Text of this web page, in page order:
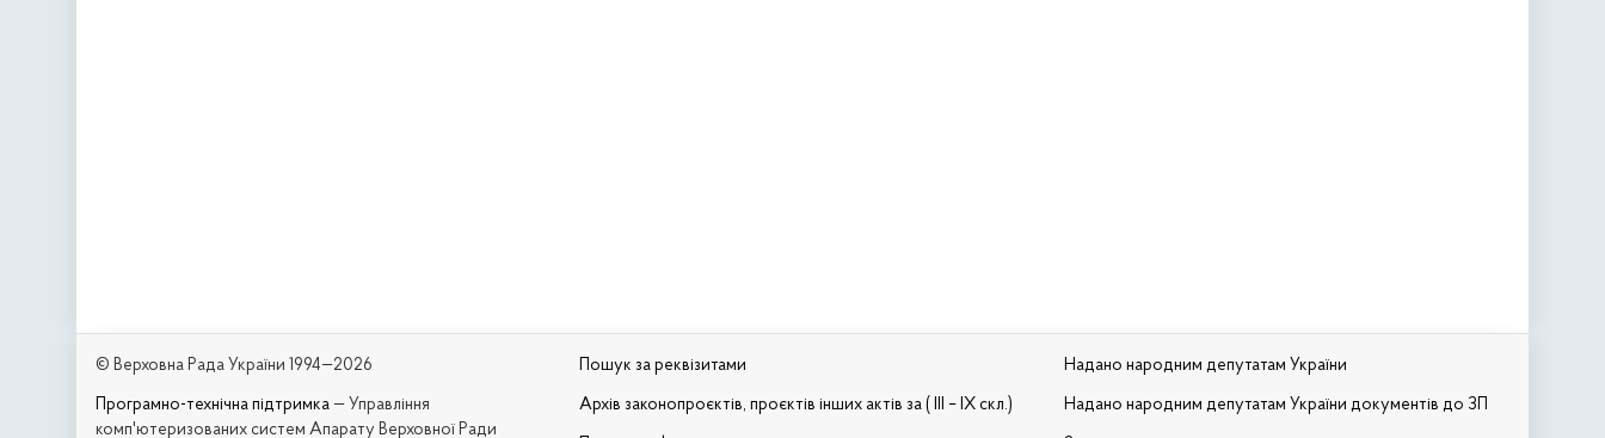
© Верховна Рада України 1994—2026
Програмно-технічна підтримка — Управління
комп'ютеризованих систем Апарату Верховної Ради
Пошук за реквізитами
Архів законопроєктів, проєктів інших актів за ( III – IX скл.)
Надано народним депутатам України
Надано народним депутатам України документів до ЗП